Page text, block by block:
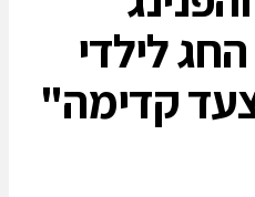
לילדי
קדימה"